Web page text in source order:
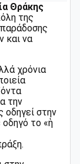
Θράκης
της
και να
χρόνια
την
οδηγεί στην
το «ἡ